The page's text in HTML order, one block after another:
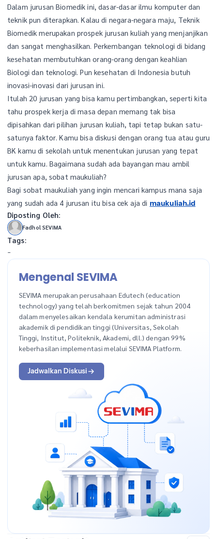
Dalam jurusan Biomedik ini, dasar-dasar ilmu komputer dan
teknik pun diterapkan. Kalau di negara-negara maju, Teknik
Biomedik merupakan prospek jurusan kuliah yang menjanjikan
dan sangat menghasilkan. Perkembangan teknologi di bidang
kesehatan membutuhkan orang-orang dengan keahlian
Biologi dan teknologi. Pun kesehatan di Indonesia butuh
inovasi-inovasi dari jurusan ini.
Itulah 20 jurusan yang bisa kamu pertimbangkan, seperti kita
tahu prospek kerja di masa depan memang tak bisa
dipisahkan dari pilihan jurusan kuliah, tapi tetap bukan satu-
satunya faktor. Kamu bisa diskusi dengan orang tua atau guru
BK kamu di sekolah untuk menentukan jurusan yang tepat
untuk kamu. Bagaimana sudah ada bayangan mau ambil
jurusan apa, sobat maukuliah?
Bagi sobat maukuliah yang ingin mencari kampus mana saja
yang sudah ada 4 jurusan itu bisa cek aja di maukuliah.id
Diposting Oleh:
Fadhol SEVIMA
Tags:
-
Mengenal SEVIMA
SEVIMA merupakan perusahaan Edutech (education
technology) yang telah berkomitmen sejak tahun 2004
dalam menyelesaikan kendala kerumitan administrasi
akademik di pendidikan tinggi (Universitas, Sekolah
Tinggi, Institut, Politeknik, Akademi, dll.) dengan 99%
keberhasilan implementasi melalui SEVIMA Platform.
Jadwalkan Diskusi